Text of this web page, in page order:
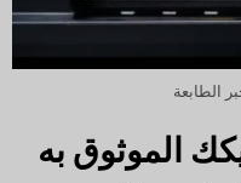
الطابعة
الموثوق به